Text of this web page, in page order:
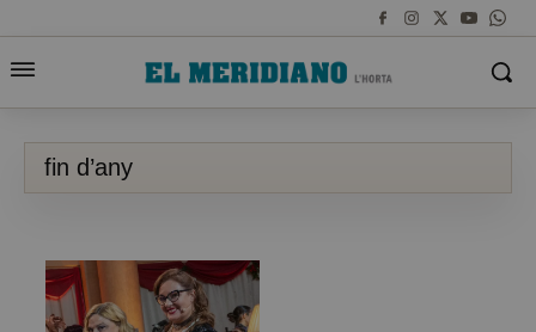
fin d’any